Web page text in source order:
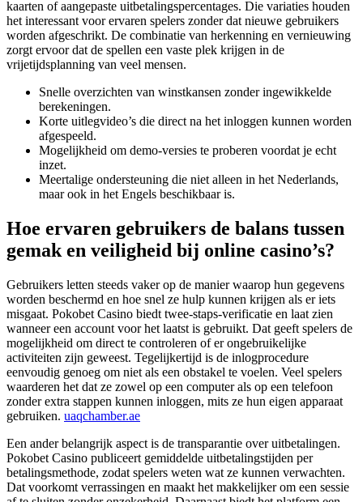
kaarten of aangepaste uitbetalingspercentages. Die variaties houden
het interessant voor ervaren spelers zonder dat nieuwe gebruikers
worden afgeschrikt. De combinatie van herkenning en vernieuwing
zorgt ervoor dat de spellen een vaste plek krijgen in de
vrijetijdsplanning van veel mensen.
Snelle overzichten van winstkansen zonder ingewikkelde
berekeningen.
Korte uitlegvideo’s die direct na het inloggen kunnen worden
afgespeeld.
Mogelijkheid om demo-versies te proberen voordat je echt
inzet.
Meertalige ondersteuning die niet alleen in het Nederlands,
maar ook in het Engels beschikbaar is.
Hoe ervaren gebruikers de balans tussen
gemak en veiligheid bij online casino’s?
Gebruikers letten steeds vaker op de manier waarop hun gegevens
worden beschermd en hoe snel ze hulp kunnen krijgen als er iets
misgaat. Pokobet Casino biedt twee-staps-verificatie en laat zien
wanneer een account voor het laatst is gebruikt. Dat geeft spelers de
mogelijkheid om direct te controleren of er ongebruikelijke
activiteiten zijn geweest. Tegelijkertijd is de inlogprocedure
eenvoudig genoeg om niet als een obstakel te voelen. Veel spelers
waarderen het dat ze zowel op een computer als op een telefoon
zonder extra stappen kunnen inloggen, mits ze hun eigen apparaat
gebruiken. uaqchamber.ae
Een ander belangrijk aspect is de transparantie over uitbetalingen.
Pokobet Casino publiceert gemiddelde uitbetalingstijden per
betalingsmethode, zodat spelers weten wat ze kunnen verwachten.
Dat voorkomt verrassingen en maakt het makkelijker om een sessie